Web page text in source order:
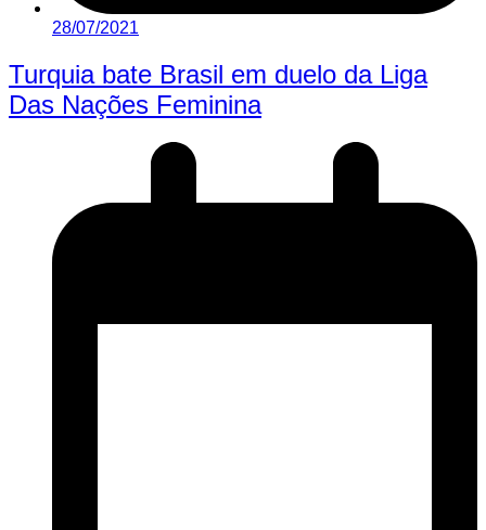
28/07/2021
Turquia bate Brasil em duelo da Liga
Das Nações Feminina